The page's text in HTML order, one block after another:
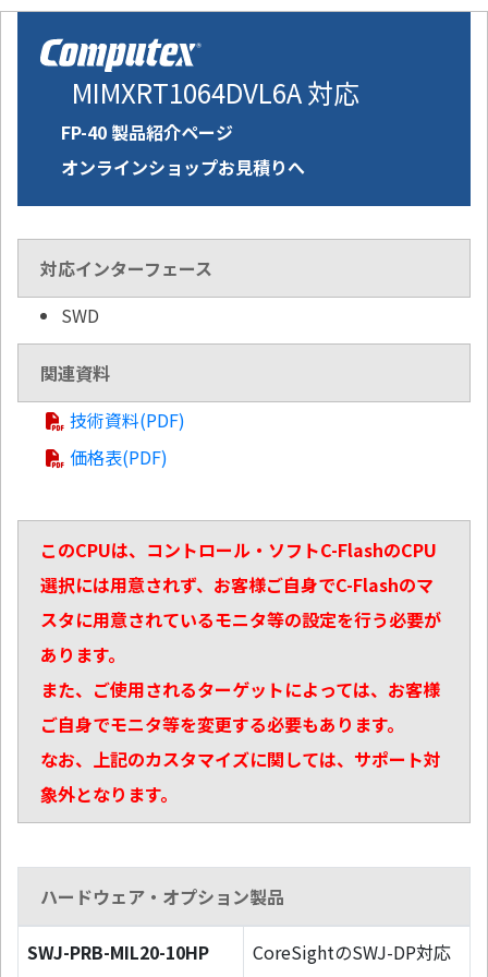
MIMXRT1064DVL6A 対応
FP-40 製品紹介ページ
オンラインショップお見積りへ
対応インターフェース
SWD
関連資料
技術資料(PDF)
価格表(PDF)
このCPUは、コントロール・ソフトC-FlashのCPU
選択には用意されず、お客様ご自身でC-Flashのマ
スタに用意されているモニタ等の設定を行う必要が
あります。
また、ご使用されるターゲットによっては、お客様
ご自身でモニタ等を変更する必要もあります。
なお、上記のカスタマイズに関しては、サポート対
象外となります。
ハードウェア・オプション製品
SWJ-PRB-MIL20-10HP
CoreSightのSWJ-DP対応